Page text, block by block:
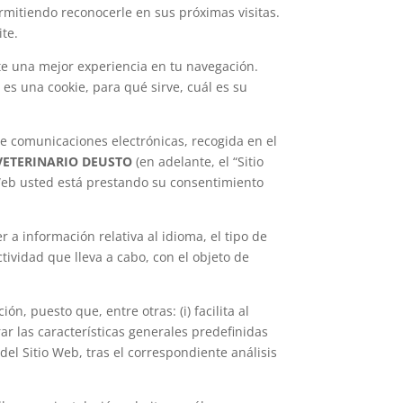
reconocerle en sus próximas visitas.
una mejor experiencia en tu navegación.
una cookie, para qué sirve, cuál es su
comunicaciones electrónicas, recogida en el
DEUSTO (en adelante, el “Sitio
usted está prestando su consentimiento
a información relativa al idioma, el tipo de
que lleva a cabo, con el objeto de
puesto que, entre otras: (i) facilita al
las características generales predefinidas
Sitio Web, tras el correspondiente análisis